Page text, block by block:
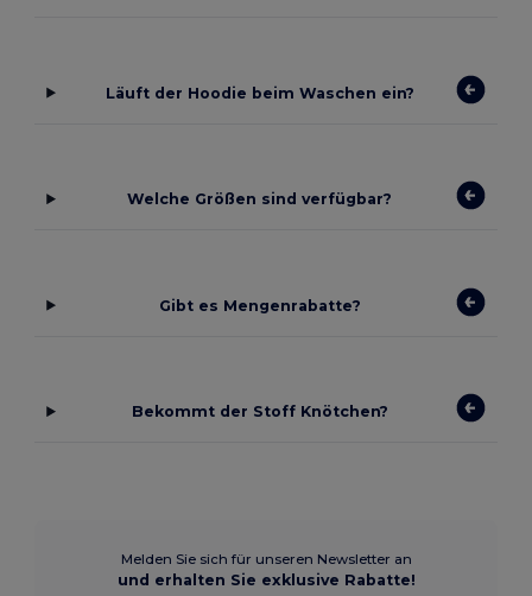
Läuft der Hoodie beim Waschen ein?
Welche Größen sind verfügbar?
Gibt es Mengenrabatte?
Bekommt der Stoff Knötchen?
Melden Sie sich für unseren Newsletter an
und erhalten Sie exklusive Rabatte!